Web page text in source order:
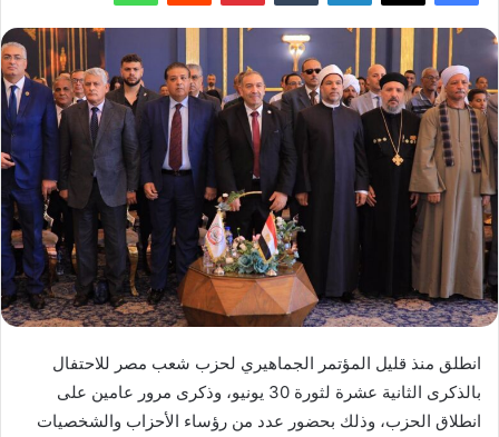
انطلق منذ قليل المؤتمر الجماهيري لحزب شعب مصر للاحتفال
بالذكرى الثانية عشرة لثورة 30 يونيو، وذكرى مرور عامين على
انطلاق الحزب، وذلك بحضور عدد من رؤساء الأحزاب والشخصيات